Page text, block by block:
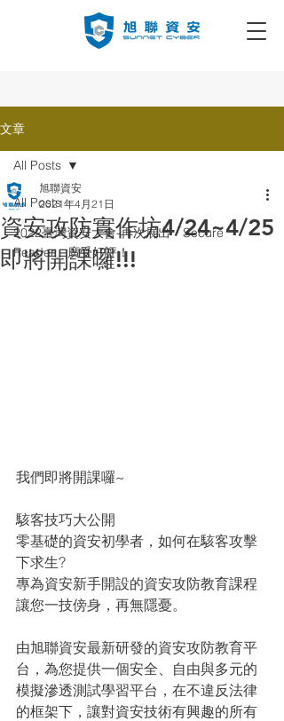
文章
All Posts
2022臺灣資安大會-再次展出「Secure
Reader」廣受好評！
All Posts
資安攻防實作坊4/24~4/25
即將開課囉!!!
旭聯資安
2021年4月21日
我們即將開課囉~
駭客技巧大公開
零基礎的資安初學者，如何在駭客攻擊
下求生?
專為資安新手開設的資安攻防教育課程
讓您一技傍身，再無隱憂。
由旭聯資安最新研發的資安攻防教育平
台，為您提供一個安全、自由與多元的
模擬滲透測試學習平台，在不違反法律
的框架下，讓對資安技術有興趣的所有